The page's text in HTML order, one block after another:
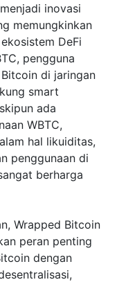
inovasi
memungkinkan
DeFi
pengguna
di jaringan
smart
ada
WBTC,
hal likuiditas,
penggunaan di
berharga
Wrapped Bitcoin
peran penting
dengan